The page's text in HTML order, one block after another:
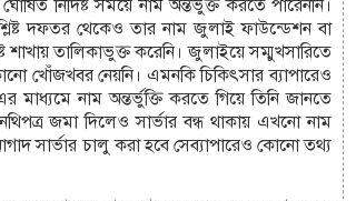
নির্দিষ্ট সময়ে নাম অন্তর্ভুক্ত করতে পারেননি।
দফতর থেকেও তার নাম জুলাই ফাউন্ডেশন বা
শাখায় তালিকাভুক্ত করেনি। জুলাইয়ে সম্মুখসারিতে
খোঁজখবর নেয়নি। এমনকি চিকিৎসার ব্যাপারেও
নাম অন্তর্ভুক্তি করতে গিয়ে তিনি জানতে
জমা দিলেও সার্ভার বন্ধ থাকায় এখনো নাম
সার্ভার চালু করা হবে সেব্যাপারেও কোনো তথ্য